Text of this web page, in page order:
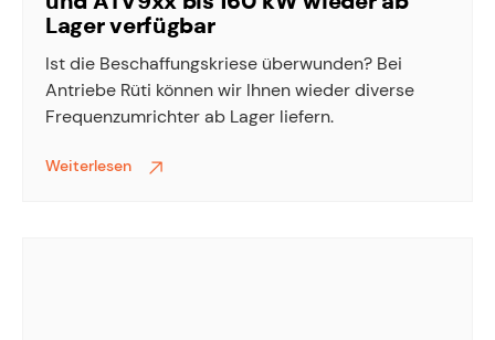
Lager verfügbar
Ist die Beschaffungskriese überwunden? Bei
Antriebe Rüti können wir Ihnen wieder diverse
Frequenzumrichter ab Lager liefern.
Weiterlesen